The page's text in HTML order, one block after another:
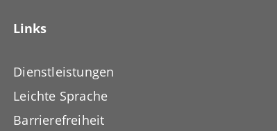
Links
Dienstleistungen
Leichte Sprache
Barrierefreiheit